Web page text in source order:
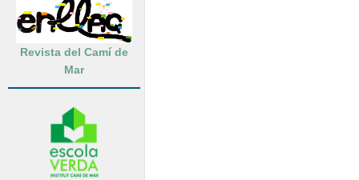
Revista del Camí de
Mar